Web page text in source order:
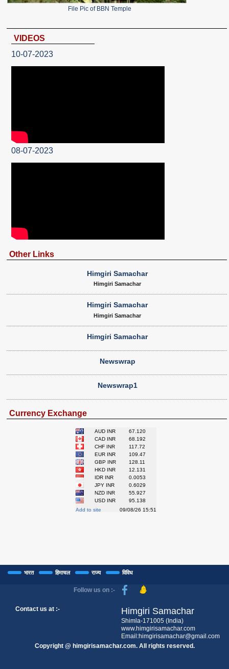
File Pic of BBN Temple
VIDEOS
10-07-2023
08-07-2023
Other Links
Himgiri Samachar
Himgiri Samachar
Himgiri Samachar
Himgiri Samachar
Himgiri Samachar
Newswrap
Newswrap1
Currency Exchange
भारत हिमाचल राज्य विविध
Follow us on :-
Contact us at :- Himgiri Samachar
Shimla-171005 (India)
www.himgirisamachar.com
Email:himgirisamachar@gmail.com
Copyright @ himgirisamachar.com. All rights reserved.